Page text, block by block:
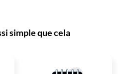
simple que cela